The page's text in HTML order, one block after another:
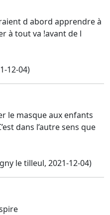
d abord apprendre à
à tout va !avant de l
12-04)
le masque aux enfants
dans l’autre sens que
le tilleul, 2021-12-04)